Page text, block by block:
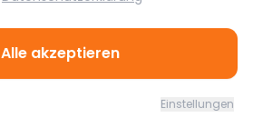
Ferrari
Alle akzeptieren
Einstellungen